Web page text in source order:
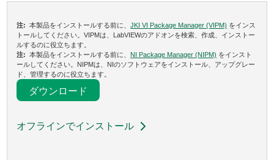
注:本製品をインストールする前に、JKI VI Package Manager (VIPM) をインス
トールしてください。VIPMは、LabVIEWのアドオンを検索、作成、インストー
ルするのに役立ちます。
注:本製品をインストールする前に、 NI Package Manager (NIPM) をインスト
ールしてください。NIPMは、NIのソフトウェアをインストール、アップグレー
ド、管理するのに役立ちます。
ダウンロード
オフラインでインストール